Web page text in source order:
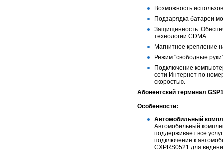
Возможность
Подзарядка батареи
Защищенность.
технологии CDMA.
Магнитное крепление
Режим "свободные
Подключение
сети Интернет по
скоростью.
Абонентский терминал
Особенности:
Автомобильный
Автомобильный
поддерживает все
подключение к
CXPRS0521 для